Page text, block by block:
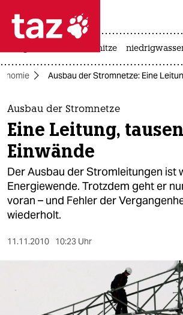
 taz zahl ich
taz zahl ich
themen
politik
öko
gesellschaft
kultur
sport
hitze
Ausbau der Stromnetze: Eine
Ausbau der Stromnetze
Eine Leitung,
Einwände
Der Ausbau der Stromleitungen ist
Energiewende. Trotzdem geht er
voran – und Fehler der
wiederholt.
11.11.2010 10:23 Uhr